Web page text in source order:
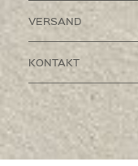
VERSAND
KONTAKT